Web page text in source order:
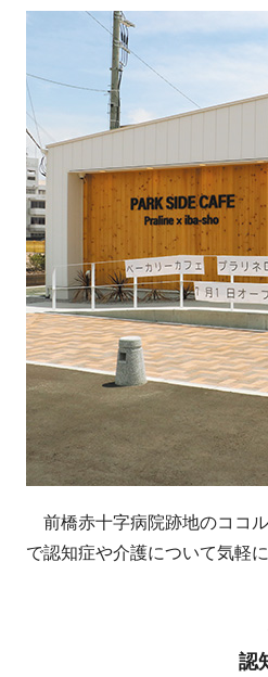
前橋赤十字病院跡地のココ
で認知症や介護について気軽
認